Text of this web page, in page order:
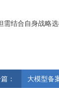
结合自身战略选
： 大模型备